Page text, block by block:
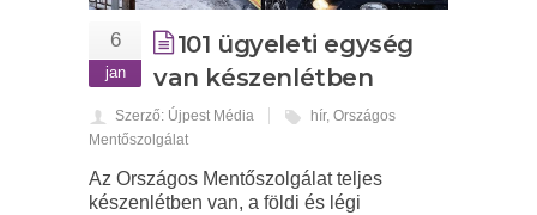
6
jan
101 ügyeleti egység
van készenlétben
Szerző: Újpest Média hír, Országos
Mentőszolgálat
Az Országos Mentőszolgálat teljes
készenlétben van, a földi és légi